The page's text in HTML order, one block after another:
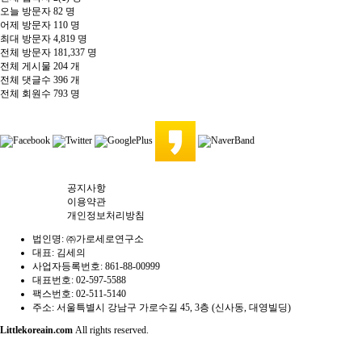
오늘 방문자 82 명
어제 방문자 110 명
최대 방문자 4,819 명
전체 방문자 181,337 명
전체 게시물 204 개
전체 댓글수 396 개
전체 회원수 793 명
공지사항
이용약관
개인정보처리방침
법인명: ㈜가로세로연구소
대표: 김세의
사업자등록번호: 861-88-00999
대표번호: 02-597-5588
팩스번호: 02-511-5140
주소: 서울특별시 강남구 가로수길 45, 3층 (신사동, 대영빌딩)
Littlekoreain.com All rights reserved.